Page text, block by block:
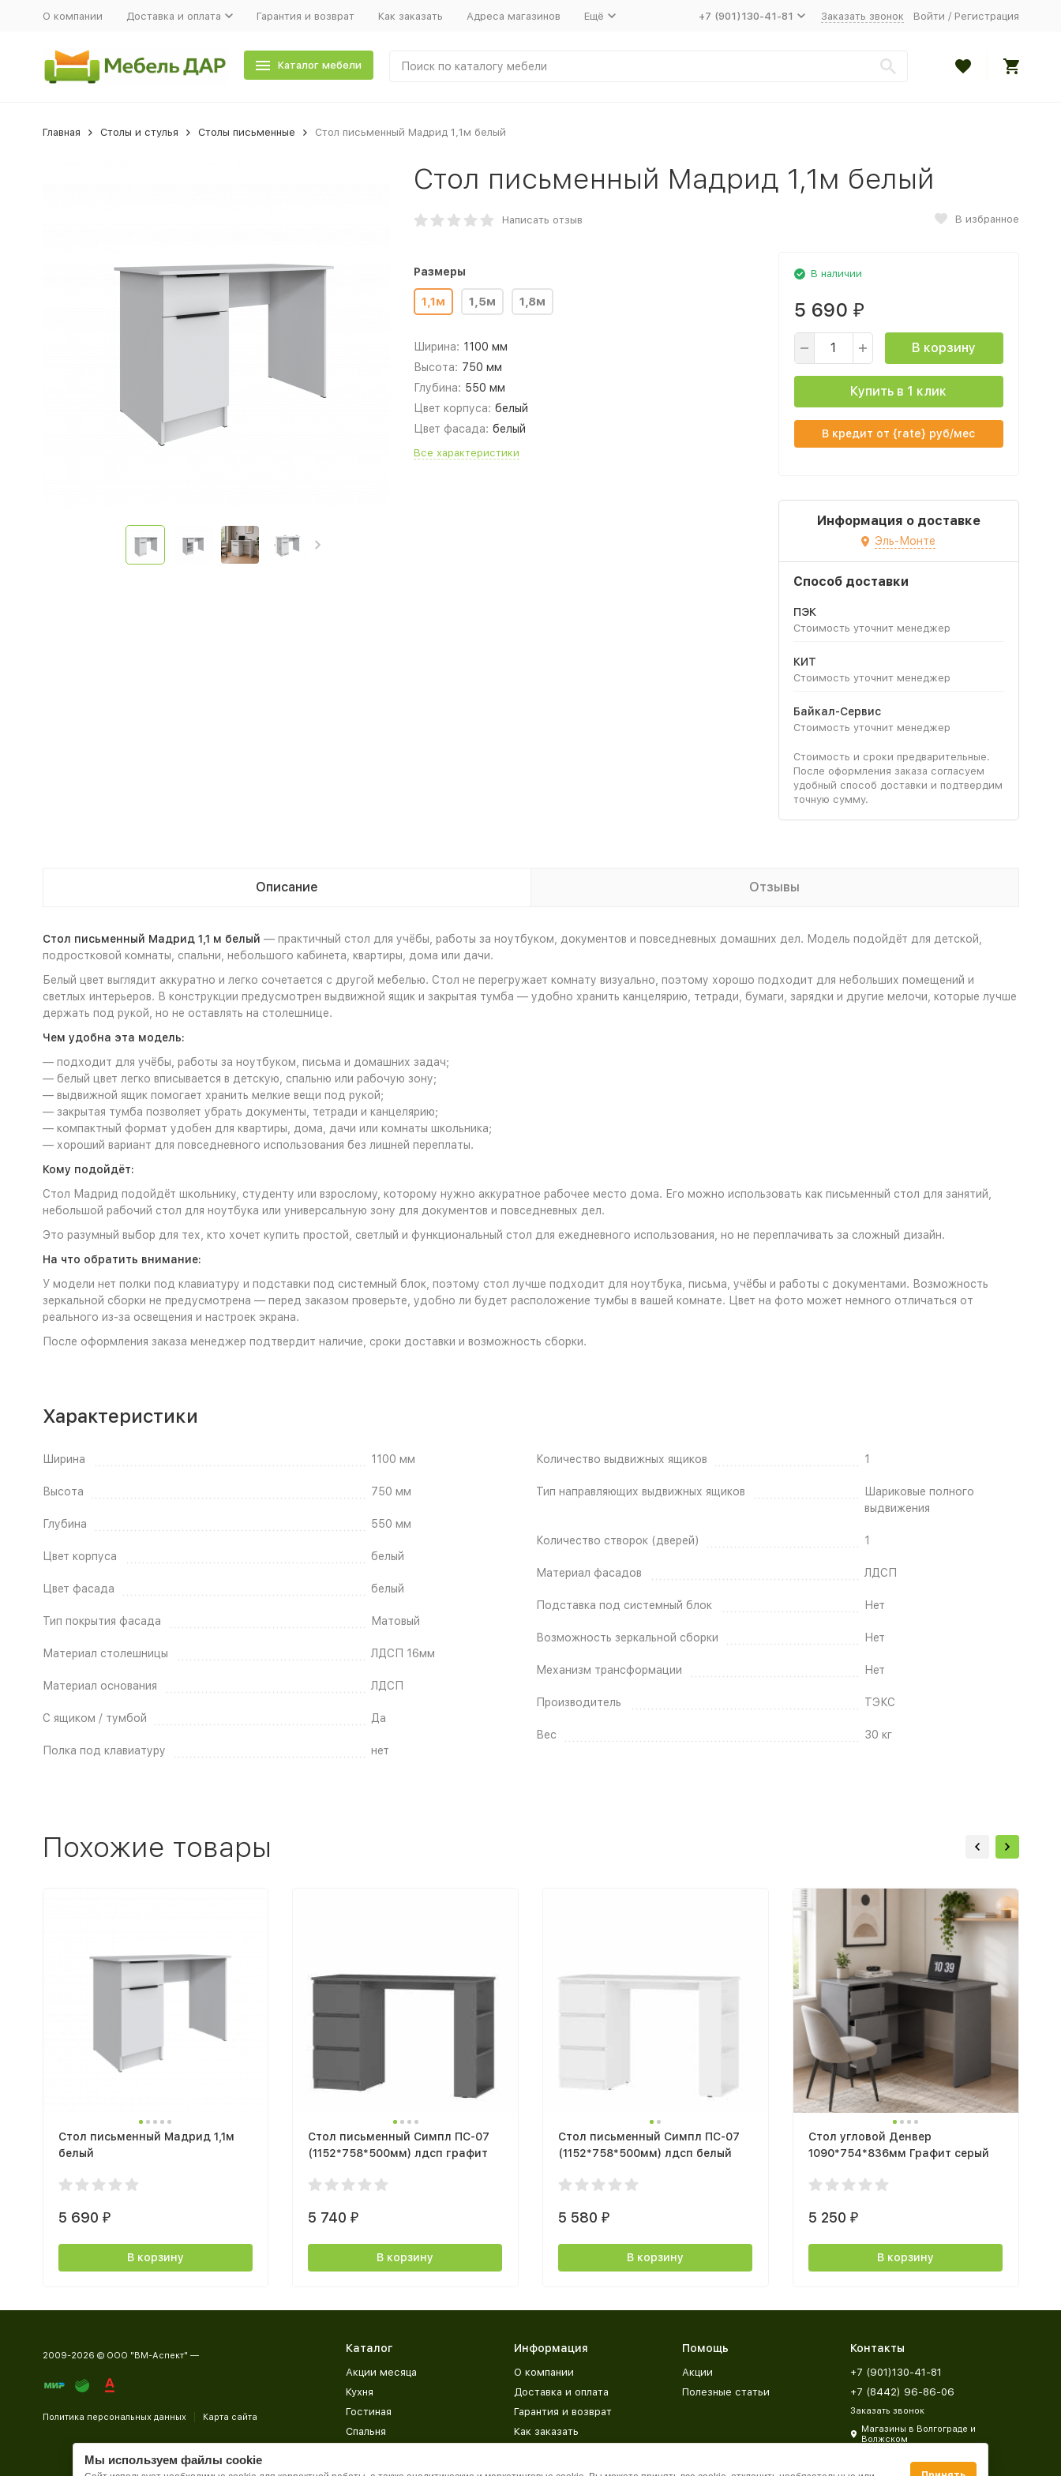
О компании Доставка и оплата Гарантия и возврат Как заказать Адреса магазинов Ещё +7 (901)130-41-81 Заказать звонок Войти / Регистрация
Каталог мебели
Главная Столы и стулья Столы письменные Стол письменный Мадрид 1,1м белый
Стол письменный Мадрид 1,1м белый
Написать отзыв В избранное
Размеры
1,1м 1,5м 1,8м
Ширина: 1100 мм
Высота: 750 мм
Глубина: 550 мм
Цвет корпуса: белый
Цвет фасада: белый
Все характеристики
В наличии
5 690 ₽
В корзину
Купить в 1 клик
В кредит от {rate} руб/мес
Информация о доставке
Эль-Монте
Способ доставки
ПЭК
Стоимость уточнит менеджер
КИТ
Стоимость уточнит менеджер
Байкал-Сервис
Стоимость уточнит менеджер
Стоимость и сроки предварительные.
После оформления заказа согласуем
удобный способ доставки и подтвердим
точную сумму.
Описание Отзывы
Стол письменный Мадрид 1,1 м белый — практичный стол для учёбы, работы за ноутбуком, документов и повседневных домашних дел. Модель подойдёт для детской,
подростковой комнаты, спальни, небольшого кабинета, квартиры, дома или дачи.
Белый цвет выглядит аккуратно и легко сочетается с другой мебелью. Стол не перегружает комнату визуально, поэтому хорошо подходит для небольших помещений и
светлых интерьеров. В конструкции предусмотрен выдвижной ящик и закрытая тумба — удобно хранить канцелярию, тетради, бумаги, зарядки и другие мелочи, которые лучше
держать под рукой, но не оставлять на столешнице.
Чем удобна эта модель:
— подходит для учёбы, работы за ноутбуком, письма и домашних задач;
— белый цвет легко вписывается в детскую, спальню или рабочую зону;
— выдвижной ящик помогает хранить мелкие вещи под рукой;
— закрытая тумба позволяет убрать документы, тетради и канцелярию;
— компактный формат удобен для квартиры, дома, дачи или комнаты школьника;
— хороший вариант для повседневного использования без лишней переплаты.
Кому подойдёт:
Стол Мадрид подойдёт школьнику, студенту или взрослому, которому нужно аккуратное рабочее место дома. Его можно использовать как письменный стол для занятий,
небольшой рабочий стол для ноутбука или универсальную зону для документов и повседневных дел.
Это разумный выбор для тех, кто хочет купить простой, светлый и функциональный стол для ежедневного использования, но не переплачивать за сложный дизайн.
На что обратить внимание:
У модели нет полки под клавиатуру и подставки под системный блок, поэтому стол лучше подходит для ноутбука, письма, учёбы и работы с документами. Возможность
зеркальной сборки не предусмотрена — перед заказом проверьте, удобно ли будет расположение тумбы в вашей комнате. Цвет на фото может немного отличаться от
реального из-за освещения и настроек экрана.
После оформления заказа менеджер подтвердит наличие, сроки доставки и возможность сборки.
Характеристики
Ширина 1100 мм
Высота 750 мм
Глубина 550 мм
Цвет корпуса белый
Цвет фасада белый
Тип покрытия фасада Матовый
Материал столешницы ЛДСП 16мм
Материал основания ЛДСП
С ящиком / тумбой Да
Полка под клавиатуру нет
Количество выдвижных ящиков 1
Тип направляющих выдвижных ящиков
Шариковые полного
выдвижения
Количество створок (дверей) 1
Материал фасадов ЛДСП
Подставка под системный блок Нет
Возможность зеркальной сборки Нет
Механизм трансформации Нет
Производитель ТЭКС
Вес 30 кг
Похожие товары
Стол письменный Мадрид 1,1м
белый
5 690 ₽
В корзину
Стол письменный Симпл ПС-07
(1152*758*500мм) лдсп графит
5 740₽
В корзину
Стол письменный Симпл ПС-07
(1152*758*500мм) лдсп белый
5 580 ₽
В корзину
Стол угловой Денвер
1090*754*836мм Графит серый
5 250 ₽
В корзину
2009-2026 © ООО "ВМ-Аспект" —
Политика персональных данных Карта сайта
Каталог
Акции месяца
Кухня
Гостиная
Спальня
Прихожая
Информация
О компании
Доставка и оплата
Гарантия и возврат
Как заказать
База знаний
Помощь
Акции
Полезные статьи
Контакты
+7 (901)130-41-81
+7 (8442) 96-86-06
Заказать звонок
Магазины в Волгограде и
Волжском
Мы используем файлы cookie